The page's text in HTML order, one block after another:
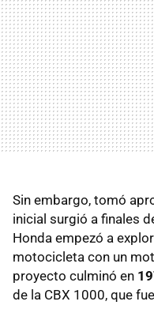
Sin embargo, tomó
inicial surgió a finales
Honda empezó a
motocicleta con un
proyecto culminó en
de la CBX 1000, que